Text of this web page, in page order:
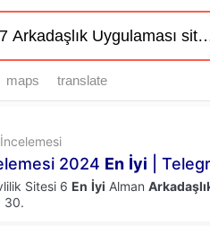
maps translate
2024 En İyi |
Sitesi 6 En İyi Alman
30.